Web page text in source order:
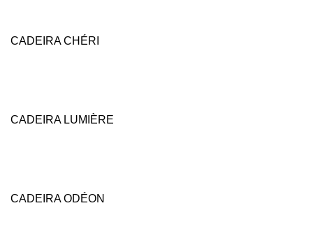
CADEIRA CHÉRI
CADEIRA LUMIÈRE
CADEIRA ODÉON